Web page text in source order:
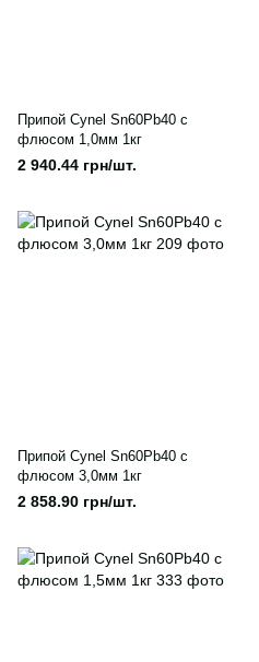
Припой Cynel Sn60Pb40 с
флюсом 1,0мм 1кг
2 940.44 грн/шт.
Припой Cynel Sn60Pb40 с
флюсом 3,0мм 1кг
2 858.90 грн/шт.